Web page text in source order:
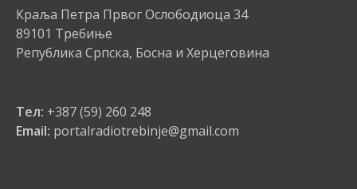
Краља Петра Првог Ослободиоца 34
89101 Требиње
Република Српска, Босна и Херцеговина
Тел: +387 (59) 260 248
Email: portalradiotrebinje@gmail.com